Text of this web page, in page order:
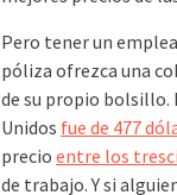
Pero tener un
póliza ofrezca una
de su propio bolsillo.
Unidos fue de 477
precio entre los
de trabajo. Y si